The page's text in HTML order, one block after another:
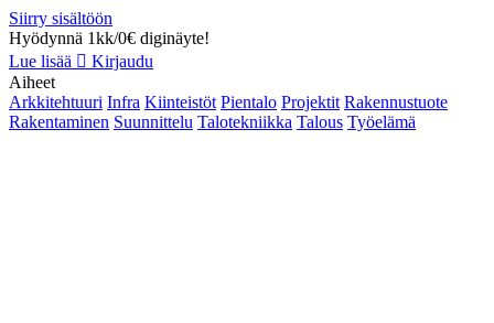
Siirry sisältöön
Hyödynnä 1kk/0€ diginäyte!
Lue lisää
Kirjaudu
Aiheet
Arkkitehtuuri Infra Kiinteistöt Pientalo Projektit Rakennustuote
Rakentaminen Suunnittelu Talotekniikka Talous Työelämä